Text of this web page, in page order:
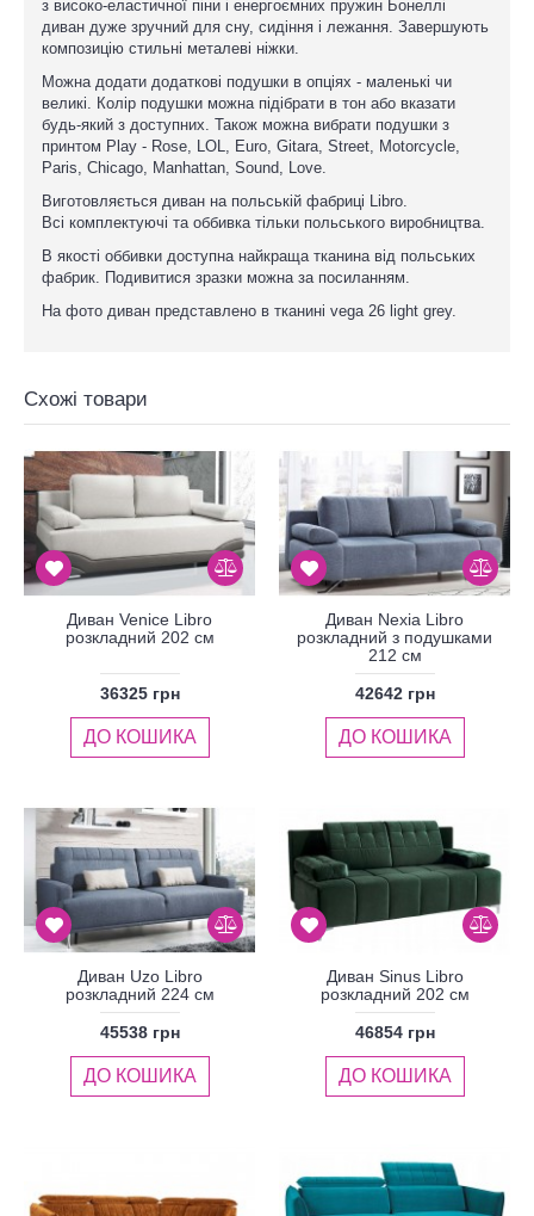
з високо-еластичної піни і енергоємних пружин Бонеллі
диван дуже зручний для сну, сидіння і лежання. Завершують
композицію стильні металеві ніжки.
Можна додати додаткові подушки в опціях - маленькі чи
великі. Колір подушки можна підібрати в тон або вказати
будь-який з доступних. Також можна вибрати подушки з
принтом Play - Rose, LOL, Euro, Gitara, Street, Motorcycle,
Paris, Chicago, Manhattan, Sound, Love.
Виготовляється диван на польській фабриці Libro.
Всі комплектуючі та оббивка тільки польського виробництва.
В якості оббивки доступна найкраща тканина від польських
фабрик. Подивитися зразки можна за посиланням.
На фото диван представлено в тканині vega 26 light grey.
Схожі товари
Диван Venice Libro
розкладний 202 см
36325 грн
ДО КОШИКА
Диван Nexia Libro
розкладний з подушками
212 см
42642 грн
ДО КОШИКА
Диван Uzo Libro
розкладний 224 см
45538 грн
ДО КОШИКА
Диван Sinus Libro
розкладний 202 см
46854 грн
ДО КОШИКА